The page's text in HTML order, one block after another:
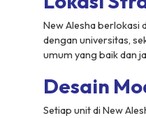
New Alesha berlokasi
dengan universitas,
umum yang baik dan
Desain
Setiap unit di New